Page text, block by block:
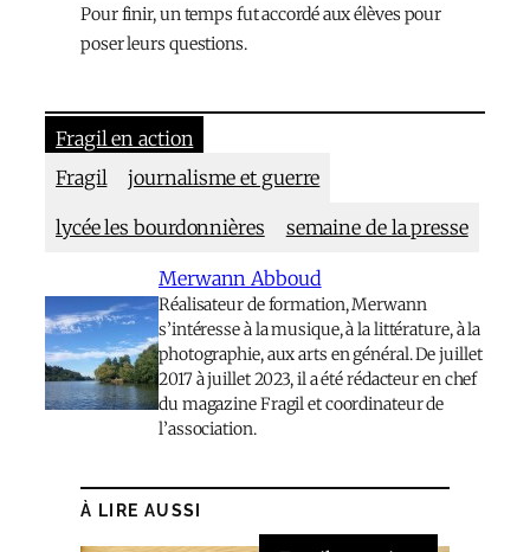
Pour finir, un temps fut accordé aux élèves pour
poser leurs questions.
Fragil en action
Fragil
journalisme et guerre
lycée les bourdonnières semaine de la presse
Merwann Abboud
Réalisateur de formation, Merwann
s’intéresse à la musique, à la littérature, à la
photographie, aux arts en général. De juillet
2017 à juillet 2023, il a été rédacteur en chef
du magazine Fragil et coordinateur de
l’association.
À LIRE AUSSI